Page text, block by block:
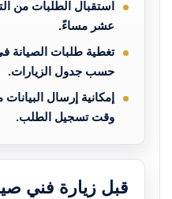
استقبال الطلبات من
عشر مساءً.
تغطية طلبات
حسب جدول الزيارات.
إمكانية إرسال
وقت تسجيل الطلب.
قبل زيارة فني